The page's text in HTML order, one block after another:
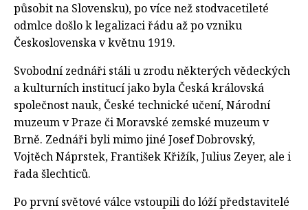
působit na Slovensku), po více než stodvacetileté
odmlce došlo k legalizaci řádu až po vzniku
Československa v květnu 1919.
Svobodní zednáři stáli u zrodu některých vědeckých
a kulturních institucí jako byla Česká královská
společnost nauk, České technické učení, Národní
muzeum v Praze či Moravské zemské muzeum v
Brně. Zednáři byli mimo jiné Josef Dobrovský,
Vojtěch Náprstek, František Křižík, Julius Zeyer, ale i
řada šlechticů.
Po první světové válce vstoupili do lóží představitelé